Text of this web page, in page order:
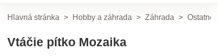
Hlavná stránka > Hobby a záhrada > Záhrada > Ostatné
Vtáčie pítko Mozaika